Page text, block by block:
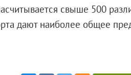
свыше 500
дают наиболее общее